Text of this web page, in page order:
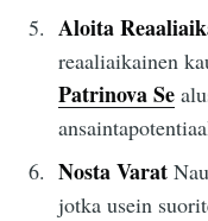
Aloita
reaaliaikainen
Patrinova Se
Nosta Varat
jotka usein